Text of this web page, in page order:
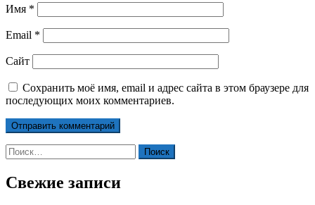
Имя *
Email *
Сайт
Сохранить моё имя, email и адрес сайта в этом браузере для
последующих моих комментариев.
Найти:
Свежие записи